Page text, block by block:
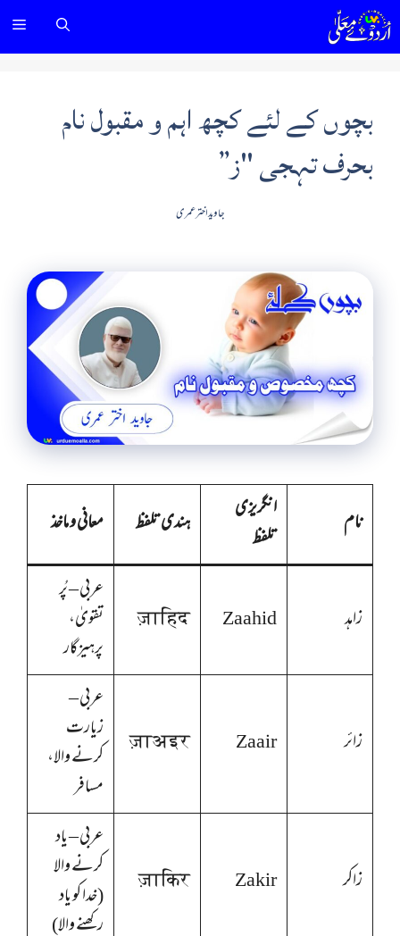
Skip
to
بچوں کے لئے کچھ اہم و مقبول نام
بحرف تہجی "ز”
جاوید اختر عمری
نام
انگریزی
تلفظ
ہندی تلفظ معانی و ماخذ
زاہد Zaahid
ज़ाहिद
عربی – پُر
تقویٰ،
پرہیزگار
زائر Zaair
ज़ाअइर
عربی –
زیارت
کرنے والا،
مسافر
زاکر Zakir
ज़ाकिर
عربی – یاد
کرنے والا
(خدا کو یاد
رکھنے والا)